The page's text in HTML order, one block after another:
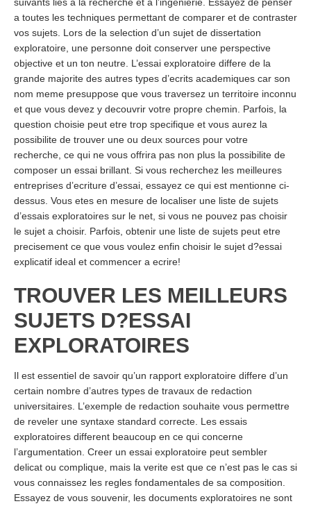
a toutes les techniques permettant de comparer et de contraster
vos sujets. Lors de la selection d’un sujet de dissertation
exploratoire, une personne doit conserver une perspective
objective et un ton neutre. L’essai exploratoire differe de la
grande majorite des autres types d’ecrits academiques car son
nom meme presuppose que vous traversez un territoire inconnu
et que vous devez y decouvrir votre propre chemin. Parfois, la
question choisie peut etre trop specifique et vous aurez la
possibilite de trouver une ou deux sources pour votre
recherche, ce qui ne vous offrira pas non plus la possibilite de
composer un essai brillant. Si vous recherchez les meilleures
entreprises d’ecriture d’essai, essayez ce qui est mentionne ci-
dessus. Vous etes en mesure de localiser une liste de sujets
d’essais exploratoires sur le net, si vous ne pouvez pas choisir
le sujet a choisir. Parfois, obtenir une liste de sujets peut etre
precisement ce que vous voulez enfin choisir le sujet d?essai
explicatif ideal et commencer a ecrire!
TROUVER LES MEILLEURS
SUJETS D?ESSAI
EXPLORATOIRES
Il est essentiel de savoir qu’un rapport exploratoire differe d’un
certain nombre d’autres types de travaux de redaction
universitaires. L’exemple de redaction souhaite vous permettre
de reveler une syntaxe standard correcte. Les essais
exploratoires different beaucoup en ce qui concerne
l’argumentation. Creer un essai exploratoire peut sembler
delicat ou complique, mais la verite est que ce n’est pas le cas si
vous connaissez les regles fondamentales de sa composition.
Essayez de vous souvenir, les documents exploratoires ne sont